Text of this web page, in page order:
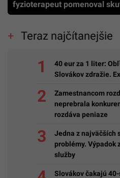
fyzioterapeut pomenoval
Teraz najčítanejšie
40 eur za 1 liter:
Slovákov zdražie.
Zamestnancom
neprebrala
rozdáva peniaze
Jedna z najväčších
problémy. Výpadok
služby
Slovákov čakajú